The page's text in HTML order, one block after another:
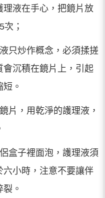
液在手心，把鏡片放
；
只炒作概念，必須揉搓
沉積在鏡片上，引起
。
片，用乾淨的護理液，
盒子裡面泡，護理液須
小時，注意不要讓伴
。